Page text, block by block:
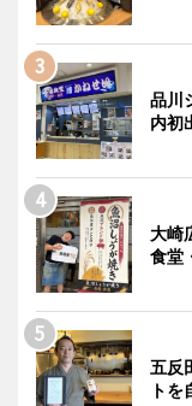
品川
内初
大崎
食堂
五反
ト